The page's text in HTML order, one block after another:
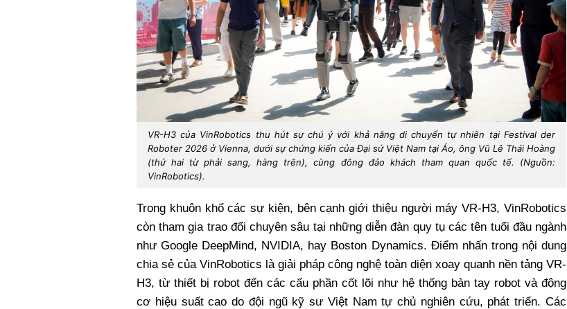
VR-H3 của VinRobotics thu hút sự chú ý với khả năng di chuyển tự nhiên tại Festival der
Roboter 2026 ở Vienna, dưới sự chứng kiến của Đại sứ Việt Nam tại Áo, ông Vũ Lê Thái Hoàng
(thứ hai từ phải sang, hàng trên), cùng đông đảo khách tham quan quốc tế. (Nguồn:
VinRobotics).
Trong khuôn khổ các sự kiện, bên cạnh giới thiệu người máy VR-H3, VinRobotics
còn tham gia trao đổi chuyên sâu tại những diễn đàn quy tụ các tên tuổi đầu ngành
như Google DeepMind, NVIDIA, hay Boston Dynamics. Điểm nhấn trong nội dung
chia sẻ của VinRobotics là giải pháp công nghệ toàn diện xoay quanh nền tảng VR-
H3, từ thiết bị robot đến các cấu phần cốt lõi như hệ thống bàn tay robot và động
cơ hiệu suất cao do đội ngũ kỹ sư Việt Nam tự chủ nghiên cứu, phát triển. Các